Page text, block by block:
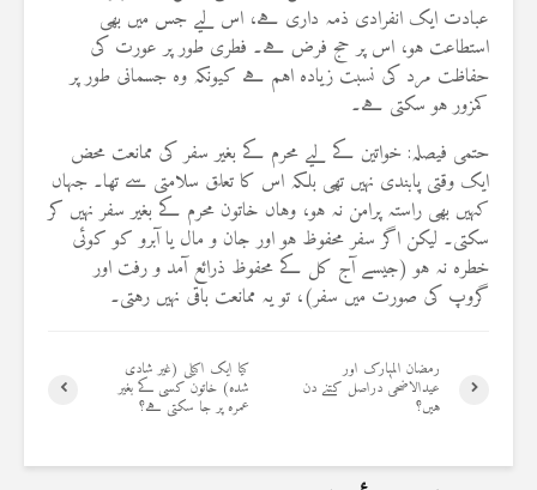
عبادت ایک انفرادی ذمہ داری ہے، اس لیے جس میں بھی
استطاعت ہو، اس پر حج فرض ہے۔ فطری طور پر عورت کی
حفاظت مرد کی نسبت زیادہ اہم ہے کیونکہ وہ جسمانی طور پر
کمزور ہو سکتی ہے۔
حتمی فیصلہ: خواتین کے لیے محرم کے بغیر سفر کی ممانعت محض
ایک وقتی پابندی نہیں تھی بلکہ اس کا تعلق سلامتی سے تھا۔ جہاں
کہیں بھی راستہ پرامن نہ ہو، وہاں خاتون محرم کے بغیر سفر نہیں کر
سکتی۔ لیکن اگر سفر محفوظ ہو اور جان و مال یا آبرو کو کوئی
خطرہ نہ ہو (جیسے آج کل کے محفوظ ذرائع آمد و رفت اور
گروپ کی صورت میں سفر)، تو یہ ممانعت باقی نہیں رہتی۔
کیا ایک اکیلی (غیر شادی
شدہ) خاتون کسی کے بغیر
عمرہ پر جا سکتی ہے؟
رمضان المبارک اور
عیدالاضحیٰ دراصل کتنے دن
ہیں؟